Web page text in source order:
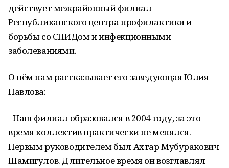
действует межрайонный филиал
Республиканского центра профилактики и
борьбы со СПИДом и инфекционными
заболеваниями.
О нём нам рассказывает его заведующая Юлия
Павлова:
- Наш филиал образовался в 2004 году, за это
время коллектив практически не менялся.
Первым руководителем был Ахтар Мубуракович
Шамигулов. Длительное время он возглавлял